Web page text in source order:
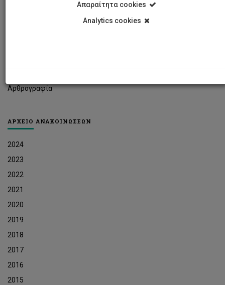
Αρθρογραφία
ΑΡΧΕΙΟ ΑΝΑΚΟΙΝΩΣΕΩΝ
2024
2023
2022
2021
2020
2019
2018
2017
2016
2015
Απαραίτητα cookies
Analytics cookies